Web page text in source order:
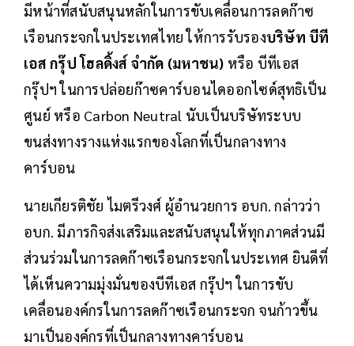
มีหน้าที่สนับสนุนหลักในการขับเคลื่อนการลดก๊าซ
เรือนกระจกในประเทศไทย ให้การรับรองบริษัท บีที
เอส กรุ๊ป โฮลดิ้งส์ จำกัด (มหาชน) หรือ บีทีเอส
กรุ๊ปฯ ในการปล่อยก๊าซคาร์บอนไดออกไซด์สุทธิเป็น
ศูนย์ หรือ Carbon Neutral นับเป็นบริษัทระบบ
ขนส่งทางรางแห่งแรกของโลกที่เป็นกลางทาง
คาร์บอน
นายเกียรติชัย ไมตรีวงศ์ ผู้อำนวยการ อบก. กล่าวว่า
อบก. มีภารกิจส่งเสริมและสนับสนุนให้ทุกภาคส่วนมี
ส่วนร่วมในการลดก๊าซเรือนกระจกในประเทศ ยินดีที่
ได้เห็นความมุ่งมั่นของบีทีเอส กรุ๊ปฯ ในการขับ
เคลื่อนองค์กรในการลดก๊าซเรือนกระจก จนก้าวขึ้น
มาเป็นองค์กรที่เป็นกลางทางคาร์บอน